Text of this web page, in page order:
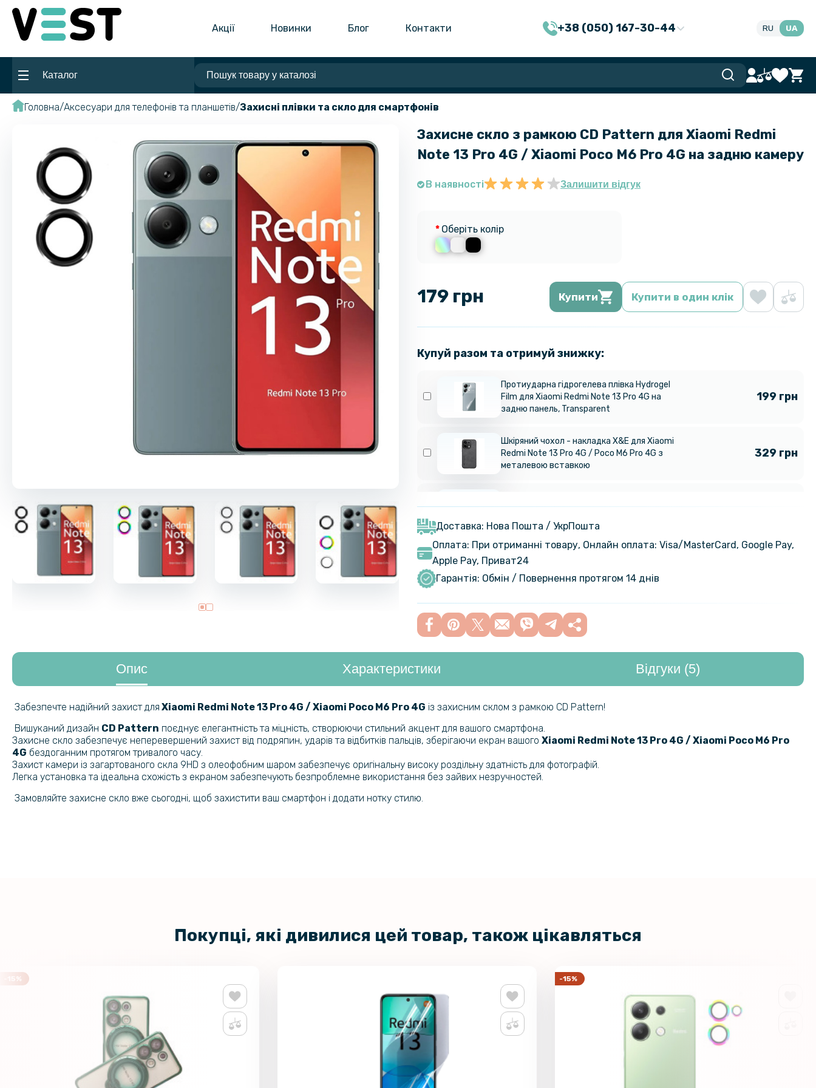
Акції Новинки Блог Контакти +38 (050) 167-30-44 RU UA
Каталог
Головна Аксесуари для телефонів та планшетів Захисні плівки та скло для смартфонів
Захисне скло з рамкою CD Pattern для Xiaomi Redmi
Note 13 Pro 4G / Xiaomi Poco M6 Pro 4G​ на задню камеру
В наявності Залишити відгук
Оберіть колір
179 грн Купити Купити в один клік
Купуй разом та отримуй знижку:
Протиударна гідрогелева плівка Hydrogel
Film для Xiaomi Redmi Note 13 Pro 4G на
задню панель, Transparent
199 грн
Шкіряний чохол - накладка X&E для Xiaomi
Redmi Note 13 Pro 4G / Poco M6 Pro 4G з
металевою вставкою
329 грн
Redmi Note 13 Pro 4G / Poco M6 Pro 4G з
металевим кільцем
Протиударна гідрогелева плівка Hydrogel
Film для Xiaomi Poco M6 Pro​, Transparent
Гідрогелева плівка iNobi Matte для Xiaomi
Poco M6 Pro​, Матова
Протиударна гідрогелева плівка Hydrogel
Film для Xiaomi Poco M6 Pro​​ на задню
Гідрогелева плівка iNobi Matte для Xiaomi
Poco M6 Pro​​ на задню панель, Матова
299 грн
Гідрогелева плівка iNobi Matte для Xiaomi
Redmi Note 13 Pro 4G, Матова
Доставка: Нова Пошта / УкрПошта
Оплата: При отриманні товару, Онлайн оплата: Visa/MasterСard, Google Pay,
Apple Pay, Приват24
Гарантія: Обмін / Повернення протягом 14 днів
Опис Характеристики Відгуки (5)
Забезпечте надійний захист для Xiaomi Redmi Note 13 Pro 4G / Xiaomi Poco M6 Pro 4G​ із захисним склом з рамкою CD Pattern!
Вишуканий дизайн CD Pattern поєднує елегантність та міцність, створюючи стильний акцент для вашого смартфона.
Захисне скло забезпечує неперевершений захист від подряпин, ударів та відбитків пальців, зберігаючи екран вашого Xiaomi Redmi Note 13 Pro 4G / Xiaomi Poco M6 Pro
4G​ бездоганним протягом тривалого часу.
Захист камери із загартованого скла 9HD з олеофобним шаром забезпечує оригінальну високу роздільну здатність для фотографій.
Легка установка та ідеальна схожість з екраном забезпечують безпроблемне використання без зайвих незручностей.
Замовляйте захисне скло вже сьогодні, щоб захистити ваш смартфон і додати нотку стилю.
Покупці, які дивилися цей товар, також цікавляться
-15% -15%